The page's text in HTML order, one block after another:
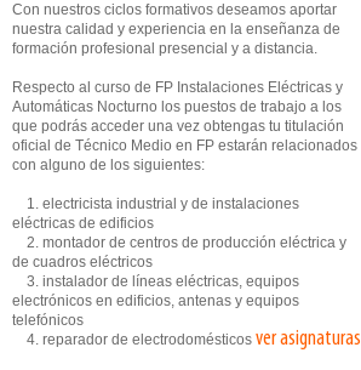
Con nuestros ciclos formativos deseamos aportar
nuestra calidad y experiencia en la enseñanza de
formación profesional presencial y a distancia.
Respecto al curso de FP Instalaciones Eléctricas y
Automáticas Nocturno los puestos de trabajo a los
que podrás acceder una vez obtengas tu titulación
oficial de Técnico Medio en FP estarán relacionados
con alguno de los siguientes:
1. electricista industrial y de instalaciones
eléctricas de edificios
2. montador de centros de producción eléctrica y
de cuadros eléctricos
3. instalador de líneas eléctricas, equipos
electrónicos en edificios, antenas y equipos
telefónicos
4. reparador de electrodomésticos ver asignaturas